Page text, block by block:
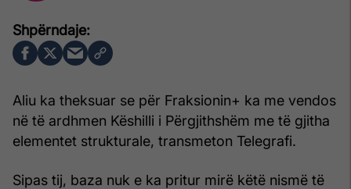
Aliu ka theksuar se për Fraksionin+ ka me vendos
në të ardhmen Këshilli i Përgjithshëm me të gjitha
elementet strukturale, transmeton Telegrafi.
Sipas tij, baza nuk e ka pritur mirë këtë nismë të